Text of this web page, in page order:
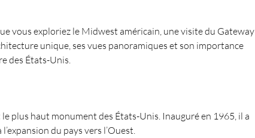
vous exploriez le Midwest américain, une visite du Gateway
unique, ses vues panoramiques et son importance
des États-Unis.
plus haut monument des États-Unis. Inauguré en 1965, il a
du pays vers l’Ouest.